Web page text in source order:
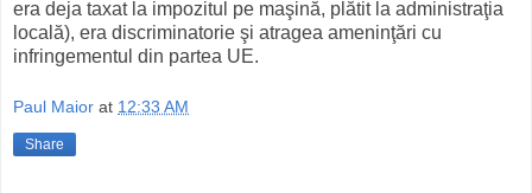
era deja taxat la impozitul pe maşină, plătit la administraţia
locală), era discriminatorie şi atragea ameninţări cu
infringementul din partea UE.
Paul Maior at 12:33 AM
Share